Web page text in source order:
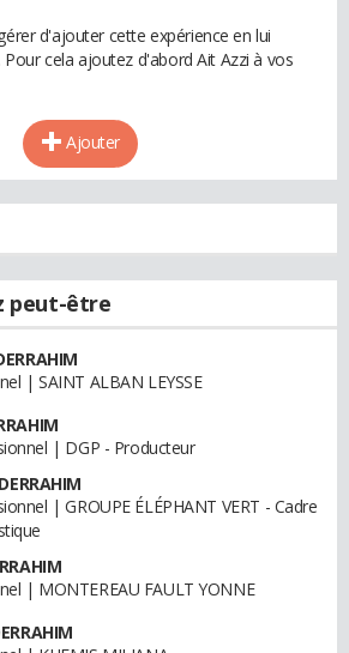
d'ajouter cette expérience en lui
cela ajoutez d'abord Ait Azzi à vos
Ajouter
peut-être
| SAINT ALBAN LEYSSE
| DGP - Producteur
| GROUPE ÉLÉPHANT VERT - Cadre
| MONTEREAU FAULT YONNE